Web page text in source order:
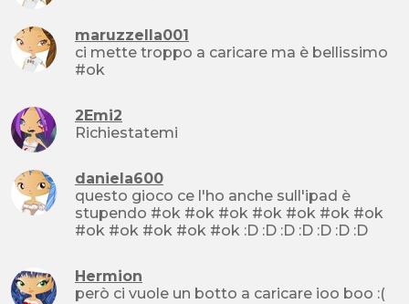
maruzzella001
ci mette troppo a caricare ma è bellissimo
#ok
2Emi2
Richiestatemi
daniela600
questo gioco ce l'ho anche sull'ipad è
stupendo #ok #ok #ok #ok #ok #ok #ok
#ok #ok #ok #ok #ok :D :D :D :D :D :D :D
Hermion
però ci vuole un botto a caricare ioo boo :(